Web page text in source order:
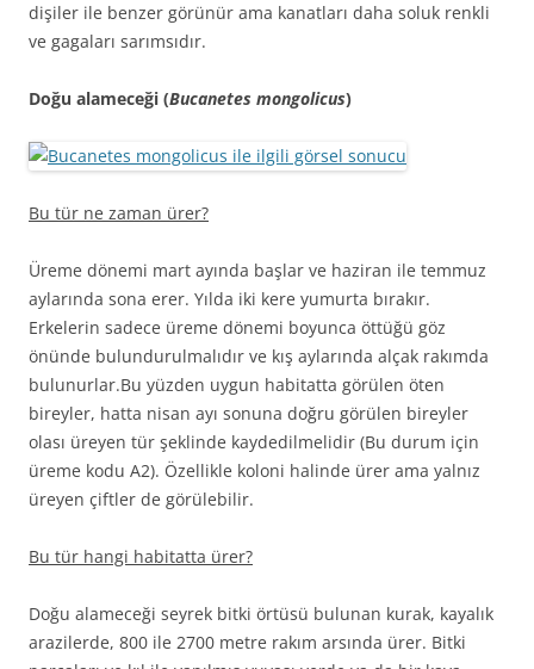
dişiler ile benzer görünür ama kanatları daha soluk renkli
ve gagaları sarımsıdır.
Doğu alameceği (Bucanetes mongolicus)
Bu tür ne zaman ürer?
Üreme dönemi mart ayında başlar ve haziran ile temmuz
aylarında sona erer. Yılda iki kere yumurta bırakır.
Erkelerin sadece üreme dönemi boyunca öttüğü göz
önünde bulundurulmalıdır ve kış aylarında alçak rakımda
bulunurlar.Bu yüzden uygun habitatta görülen öten
bireyler, hatta nisan ayı sonuna doğru görülen bireyler
olası üreyen tür şeklinde kaydedilmelidir (Bu durum için
üreme kodu A2). Özellikle koloni halinde ürer ama yalnız
üreyen çiftler de görülebilir.
Bu tür hangi habitatta ürer?
Doğu alameceği seyrek bitki örtüsü bulunan kurak, kayalık
arazilerde, 800 ile 2700 metre rakım arsında ürer. Bitki